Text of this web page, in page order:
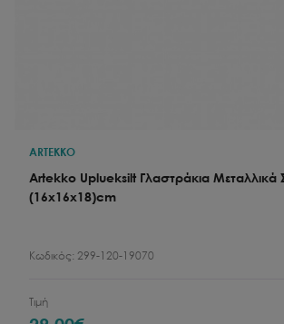
ARTEKKO
Artekko Uplueksilt Γλαστράκια Μεταλλικά
(16x16x18)cm
Κωδικός: 299-120-19070
Τιμή